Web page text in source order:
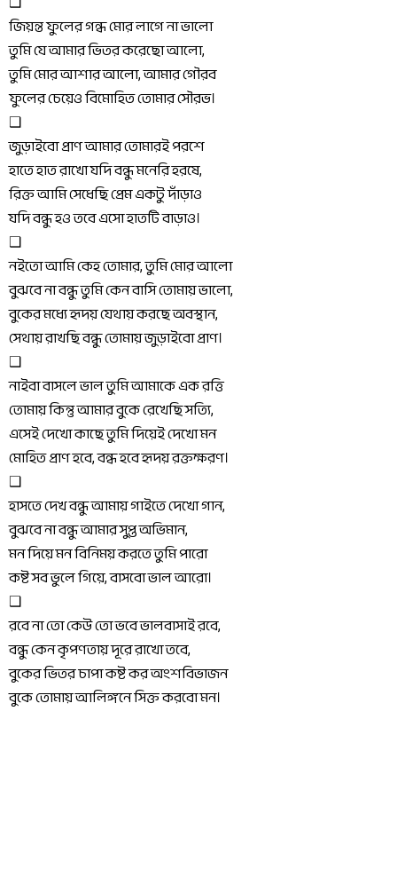
জিয়ন্ত ফুলের গন্ধ মোর লাগে না ভালো
তুমি যে আমার ভিতর করেছো আলো,
তুমি মোর আশার আলো, আমার গৌরব
ফুলের চেয়েও বিমোহিত তোমার সৌরভ।
❑
জুড়াইবো প্রাণ আমার তোমারই পরশে
হাতে হাত রাখো যদি বন্ধু মনেরি হরষে,
রিক্ত আমি সেধেছি প্রেম একটু দাঁড়াও
যদি বন্ধু হও তবে এসো হাতটি বাড়াও।
❑
নইতো আমি কেহ তোমার, তুমি মোর আলো
বুঝবে না বন্ধু তুমি কেন বাসি তোমায় ভালো,
বুকের মধ্যে হৃদয় যেথায় করছে অবস্থান,
সেথায় রাখছি বন্ধু তোমায় জুড়াইবো প্রাণ।
❑
নাইবা বাসলে ভাল তুমি আমাকে এক রত্তি
তোমায় কিন্তু আমার বুকে রেখেছি সত্যি,
এসেই দেখো কাছে তুমি দিয়েই দেখো মন
মোহিত প্রাণ হবে, বন্ধ হবে হৃদয় রক্তক্ষরণ।
❑
হাসতে দেখ বন্ধু আমায় গাইতে দেখো গান,
বুঝবে না বন্ধু আমার সুপ্ত অভিমান,
মন দিয়ে মন বিনিময় করতে তুমি পারো
কষ্ট সব ভুলে গিয়ে, বাসবো ভাল আরো।
❑
রবে না তো কেউ তো ভবে ভালবাসাই রবে,
বন্ধু কেন কৃপণতায় দূরে রাখো তবে,
বুকের ভিতর চাপা কষ্ট কর অংশবিভাজন
বুকে তোমায় আলিঙ্গনে সিক্ত করবো মন।